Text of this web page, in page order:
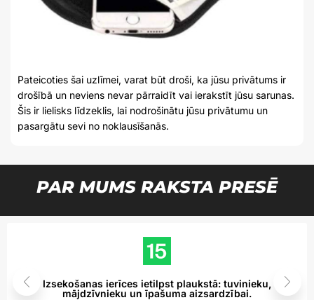
Pateicoties šai uzlīmei, varat būt droši, ka jūsu privātums ir
drošībā un neviens nevar pārraidīt vai ierakstīt jūsu sarunas.
Šis ir lielisks līdzeklis, lai nodrošinātu jūsu privātumu un
pasargātu sevi no noklausīšanās.
PAR MUMS RAKSTA PRESĒ
Izsekošanas ierīces ietilpst plaukstā: tuvinieku,
mājdzīvnieku un īpašuma aizsardzībai.